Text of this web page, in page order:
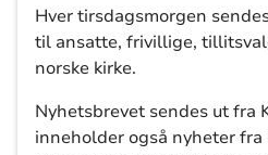
Hver tirsdagsmorgen
til ansatte, frivillige,
norske kirke.
Nyhetsbrevet sendes ut fra
inneholder også nyheter fra